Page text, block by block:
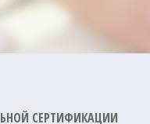
СЕРТИФИКАЦИИ